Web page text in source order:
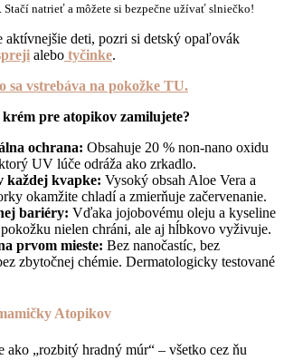
Stačí natrieť a môžete si bezpečne užívať slniečko!
aktívnejšie deti, pozri si detský opaľovák
alebo tyčinke.
sa vstrebáva na pokožke TU.
pre atopikov zamilujete?
ochrana: Obsahuje 20 % non-nano oxidu
UV lúče odráža ako zrkadlo.
každej kvapke: Vysoký obsah Aloe Vera a
okamžite chladí a zmierňuje začervenanie.
bariéry: Vďaka jojobovému oleju a kyseline
nielen chráni, ale aj hĺbkovo vyživuje.
prvom mieste: Bez nanočastíc, bez
zbytočnej chémie. Dermatologicky testované
Atopikov
ako „rozbitý hradný múr“ – všetko cez ňu